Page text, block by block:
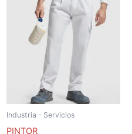
Industria - Servicios
PINTOR
producto
tiene
múltiples
opciones
se